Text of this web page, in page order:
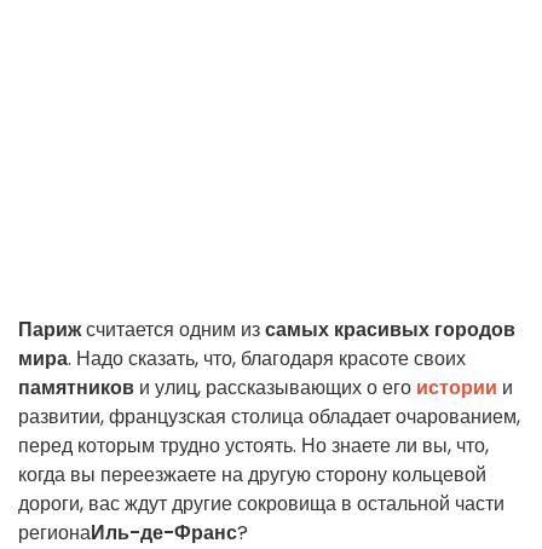
Парижсчитается одним изсамых красивых городов
мира. Надо сказать, что, благодаря красоте своих
памятников и улиц, рассказывающих о его истории и
развитии, французская столица обладает очарованием,
перед которым трудно устоять. Но знаете ли вы, что,
когда вы переезжаете на другую сторону кольцевой
дороги, вас ждут другие сокровища в остальной части
регионаИль-де-Франс?